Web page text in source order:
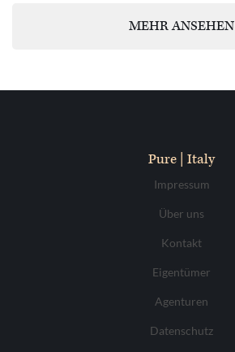
MEHR ANSEHEN
Pure | Italy
Impressum
Über uns
Kontakt
Eigentümer
Agenturen
Datenschutz